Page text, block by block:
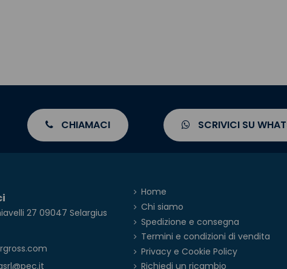
CHIAMACI SCRIVICI SU
27 09047 Selargius
Home
Chi siamo
Spedizione e consegna
Termini e condizioni di vendita
Privacy e Cookie Policy
Richiedi un ricambio